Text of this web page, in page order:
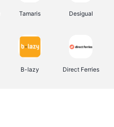
Tamaris Desigual
B-lazy Direct Ferries